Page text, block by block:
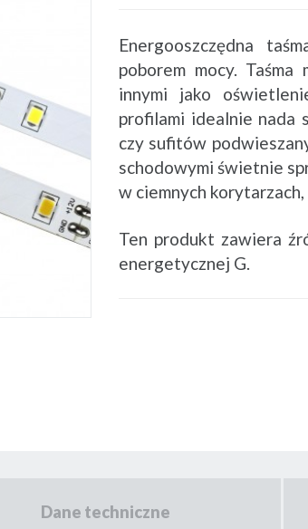
Energooszczędna
poborem mocy.
innymi jako
profilami idealnie nada
czy sufitów
schodowymi świetnie
w ciemnych
Ten produkt zawiera
energetycznej G.
Dane techniczne